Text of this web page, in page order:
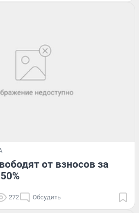
от взносов за
272 Обсудить